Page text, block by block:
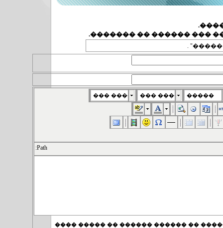
���� ������ ����� ���
"����
�����
��� ����
��� ����
Path:
������ : ������ ����� ������� ��